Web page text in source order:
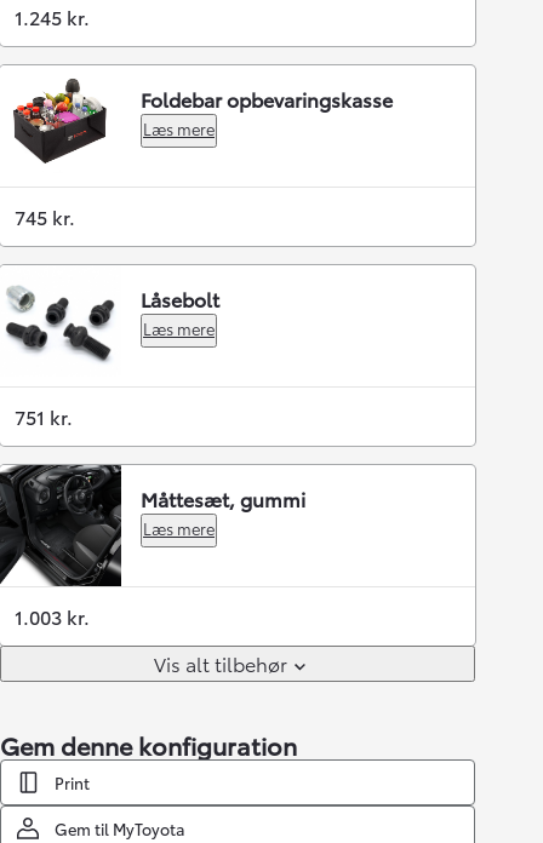
1.245 kr.
Foldebar opbevaringskasse
Læs mere
745 kr.
Låsebolt
Læs mere
751 kr.
Måttesæt, gummi
Læs mere
1.003 kr.
Vis alt tilbehør
Gem denne konfiguration
Print
Gem til MyToyota